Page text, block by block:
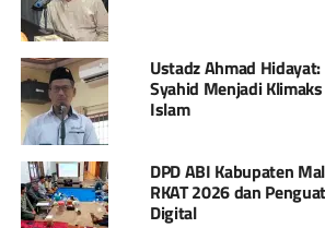
Ustadz Ahmad
Syahid Menjadi
Islam
DPD ABI Kabupaten
RKAT 2026 dan
Digital